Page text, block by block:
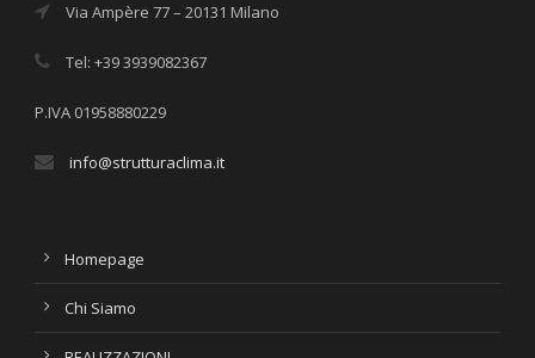
Via Ampère 77 – 20131 Milano
Tel: +39 3939082367
P.IVA 01958880229
info@strutturaclima.it
Homepage
Chi Siamo